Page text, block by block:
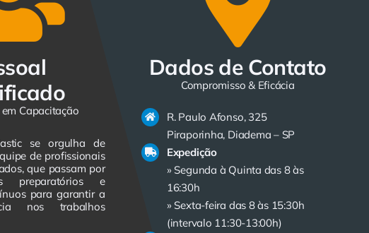
Capacitação
se orgulha de
de profissionais
que passam por
preparatórios e
para garantir a
nos trabalhos
Dados de Contato
Compromisso & Eficácia
R. Paulo Afonso, 325
Piraporinha, Diadema – SP
Expedição
» Segunda à Quinta das 8 às
16:30h
» Sexta-feira das 8 às 15:30h
(intervalo 11:30-13:00h)